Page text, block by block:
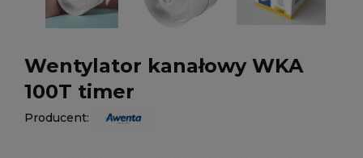
Wentylator kanałowy WKA
100T timer
Producent: